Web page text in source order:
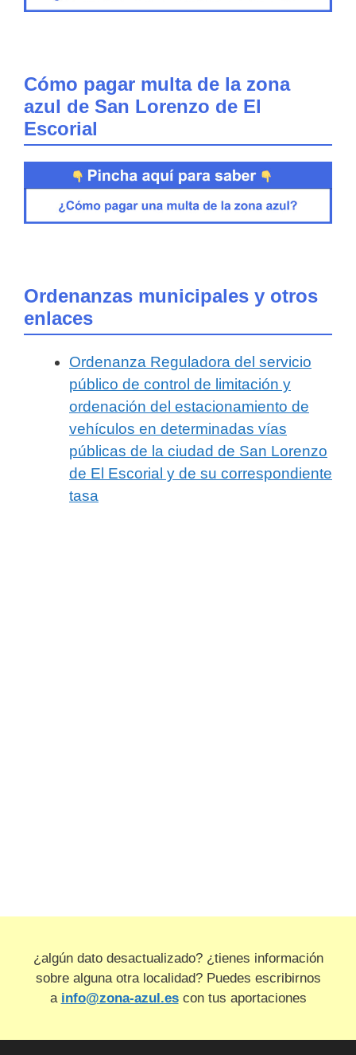
Cómo pagar multa de la zona
azul de San Lorenzo de El
Escorial
Ordenanzas municipales y otros
enlaces
Ordenanza Reguladora del servicio
público de control de limitación y
ordenación del estacionamiento de
vehículos en determinadas vías
públicas de la ciudad de San Lorenzo
de El Escorial y de su correspondiente
tasa
¿algún dato desactualizado? ¿tienes información
sobre alguna otra localidad? Puedes escribirnos
a info@zona-azul.escon tus aportaciones